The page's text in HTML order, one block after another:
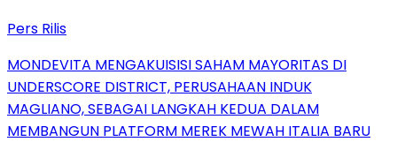
Pers Rilis
MONDEVITA MENGAKUISISI SAHAM MAYORITAS DI
UNDERSCORE DISTRICT, PERUSAHAAN INDUK
MAGLIANO, SEBAGAI LANGKAH KEDUA DALAM
MEMBANGUN PLATFORM MEREK MEWAH ITALIA BARU